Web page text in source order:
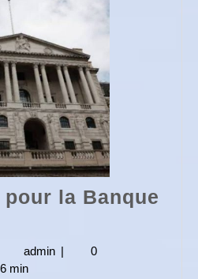
la Banque
relevés
admin admin
|
0
min